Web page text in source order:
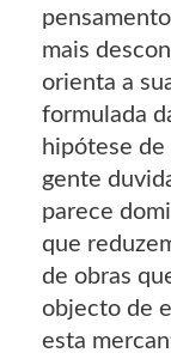
mais
orienta a
formulada
hipótese
gente
parece
que
de obras
objecto de
esta